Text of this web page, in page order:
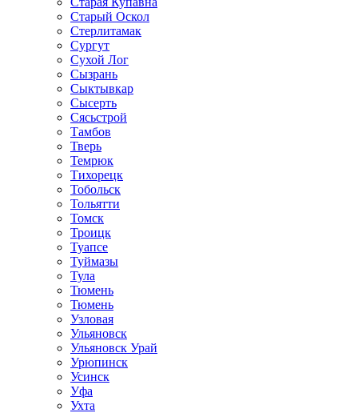
Старый Оскол
Стерлитамак
Сургут
Сухой Лог
Сызрань
Сыктывкар
Сысерть
Сясьстрой
Тамбов
Тверь
Темрюк
Тихорецк
Тобольск
Тольятти
Томск
Троицк
Туапсе
Туймазы
Тула
Тюмень
Тюмень
Узловая
Ульяновск
Ульяновск Урай
Урюпинск
Усинск
Уфа
Ухта